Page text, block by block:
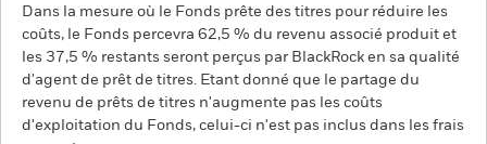
Dans la mesure où le Fonds prête des titres pour réduire les
coûts, le Fonds percevra 62,5 % du revenu associé produit et
les 37,5 % restants seront perçus par BlackRock en sa qualité
d'agent de prêt de titres. Etant donné que le partage du
revenu de prêts de titres n'augmente pas les coûts
d'exploitation du Fonds, celui-ci n'est pas inclus dans les frais